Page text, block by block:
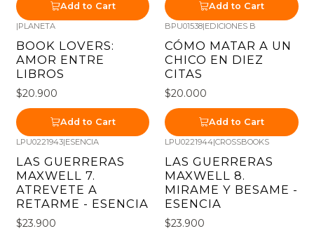
Add to Cart Add to Cart
|PLANETA
BOOK LOVERS:
AMOR ENTRE
LIBROS
$20.900
Add to Cart
BPU01538|EDICIONES B
CÓMO MATAR A UN
CHICO EN DIEZ
CITAS
$20.000
Add to Cart
LPU0221943|ESENCIA
LAS GUERRERAS
MAXWELL 7.
ATREVETE A
RETARME - ESENCIA
$23.900
LPU0221944|CROSSBOOKS
LAS GUERRERAS
MAXWELL 8.
MIRAME Y BESAME -
ESENCIA
$23.900